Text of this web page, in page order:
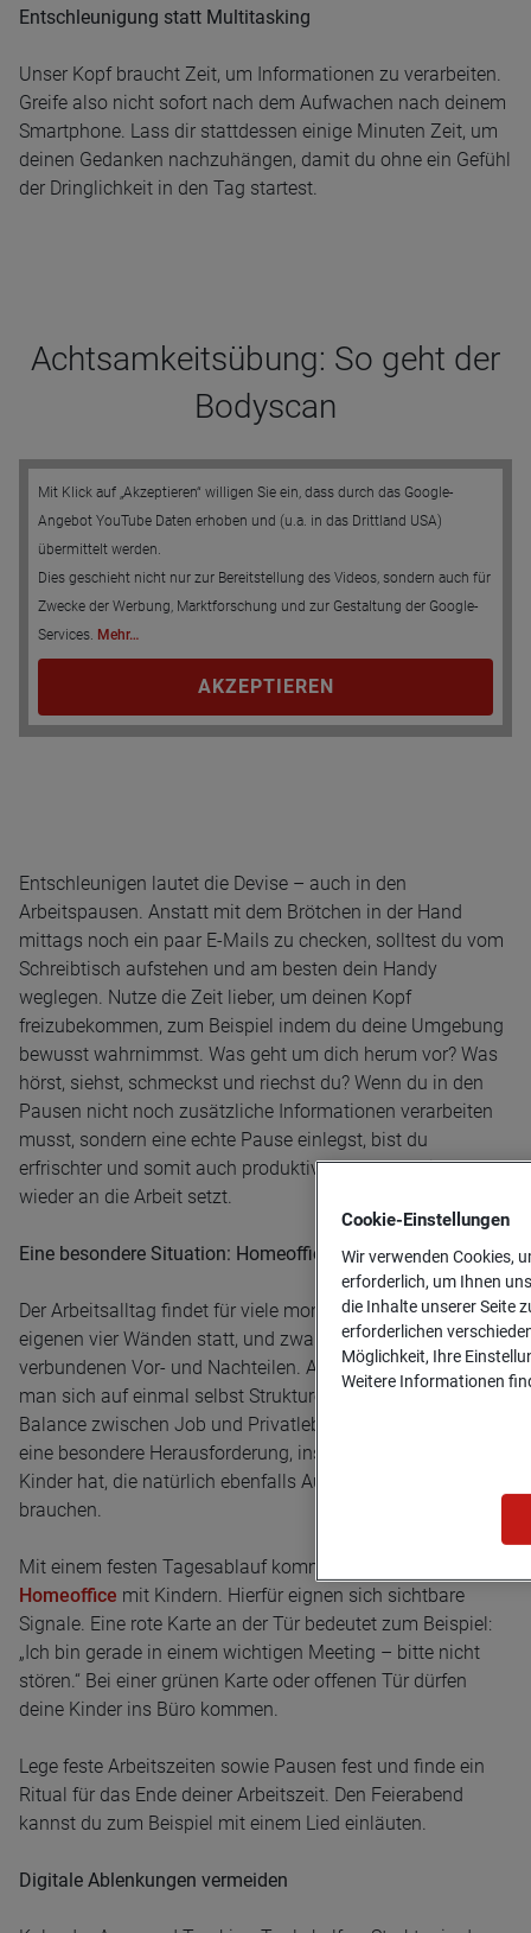
Entschleunigung statt Multitasking
Unser Kopf braucht Zeit, um Informationen zu verarbeiten.
Greife also nicht sofort nach dem Aufwachen nach deinem
Smartphone. Lass dir stattdessen einige Minuten Zeit, um
deinen Gedanken nachzuhängen, damit du ohne ein Gefühl
der Dringlichkeit in den Tag startest.
Achtsamkeitsübung: So geht der
Bodyscan
Mit Klick auf „Akzeptieren“ willigen Sie ein, dass durch das Google-
Angebot YouTube Daten erhoben und (u.a. in das Drittland USA)
übermittelt werden.
Dies geschieht nicht nur zur Bereitstellung des Videos, sondern auch für
Zwecke der Werbung, Marktforschung und zur Gestaltung der Google-
Services. Mehr…
AKZEPTIEREN
Entschleunigen lautet die Devise – auch in den
Arbeitspausen. Anstatt mit dem Brötchen in der Hand
mittags noch ein paar E-Mails zu checken, solltest du vom
Schreibtisch aufstehen und am besten dein Handy
weglegen. Nutze die Zeit lieber, um deinen Kopf
freizubekommen, zum Beispiel indem du deine Umgebung
bewusst wahrnimmst. Was geht um dich herum vor? Was
hörst, siehst, schmeckst und riechst du? Wenn du in den
Pausen nicht noch zusätzliche Informationen verarbeiten
musst, sondern eine echte Pause einlegst, bist du
erfrischter und somit auch produktiver, wenn du dich
wieder an die Arbeit setzt.
Eine besondere Situation: Homeoffice
Der Arbeitsalltag findet für viele momentan verstärkt in den
eigenen vier Wänden statt, und zwar mit allen damit
verbundenen Vor- und Nachteilen. Als Arbeitnehmer muss
man sich auf einmal selbst Strukturen schaffen, um die
Balance zwischen Job und Privatleben zu meistern. Das ist
eine besondere Herausforderung, insbesondere wenn man
Kinder hat, die natürlich ebenfalls Aufmerksamkeit
brauchen.
Mit einem festen Tagesablauf kommt
Homeoffice mit Kindern. Hierfür eignen sich sichtbare
Signale. Eine rote Karte an der Tür bedeutet zum Beispiel:
„Ich bin gerade in einem wichtigen Meeting – bitte nicht
stören.“ Bei einer grünen Karte oder offenen Tür dürfen
deine Kinder ins Büro kommen.
Lege feste Arbeitszeiten sowie Pausen fest und finde ein
Ritual für das Ende deiner Arbeitszeit. Den Feierabend
kannst du zum Beispiel mit einem Lied einläuten.
Digitale Ablenkungen vermeiden
Cookie-­Einstellungen
Wir verwenden Cookies,
erforderlich, um Ihnen
die Inhalte unserer Seite
erforderlichen
Möglichkeit, Ihre
Weitere Informationen